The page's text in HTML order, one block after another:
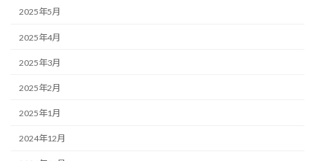
2025年5月
2025年4月
2025年3月
2025年2月
2025年1月
2024年12月